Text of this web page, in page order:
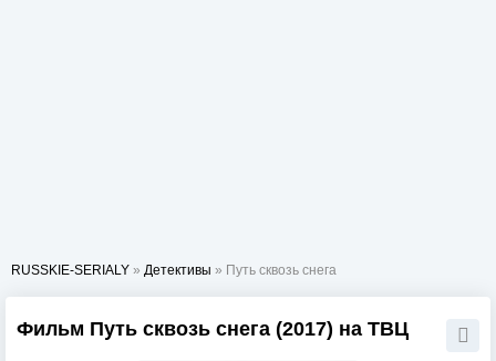
RUSSKIE-SERIALY » Детективы » Путь сквозь снега
Фильм Путь сквозь снега (2017) на ТВЦ